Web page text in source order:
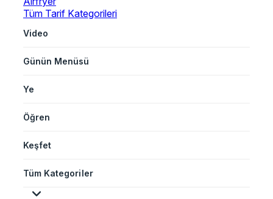
Tüm Tarif Kategorileri
Video
Günün Menüsü
Ye
Öğren
Keşfet
Tüm Kategoriler